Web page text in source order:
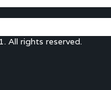
All rights reserved.